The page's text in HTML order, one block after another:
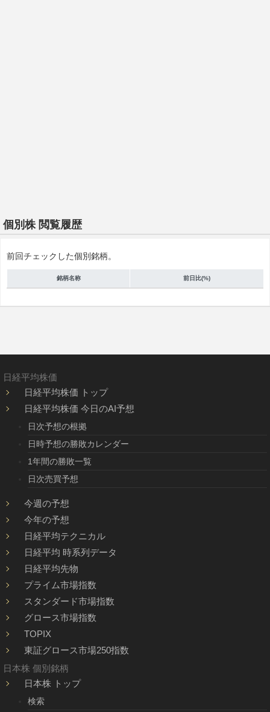
個別株 閲覧履歴
前回チェックした個別銘柄。
銘柄名称 前日比(%)
日経平均株価
日経平均株価 トップ
日経平均株価 今日のAI予想
日次予想の根拠
日時予想の勝敗カレンダー
1年間の勝敗一覧
日次売買予想
今週の予想
今年の予想
日経平均テクニカル
日経平均 時系列データ
日経平均先物
プライム市場指数
スタンダード市場指数
グロース市場指数
TOPIX
東証グロース市場250指数
日本株 個別銘柄
日本株 トップ
検索